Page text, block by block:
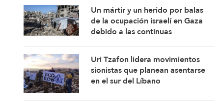
Un mártir y un herido por balas
de la ocupación israelí en Gaza
debido a las continuas
Uri Tzafon lidera movimientos
sionistas que planean asentarse
en el sur del Líbano